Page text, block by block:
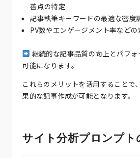
善点の特定
記事執筆キーワードの最適な密度
PV数やエンゲージメント率など
継続的な記事品質の向上とパフ
可能になります。
これらのメリットを活用することで
果的な記事作成が可能となります。
サイト分析プロンプト